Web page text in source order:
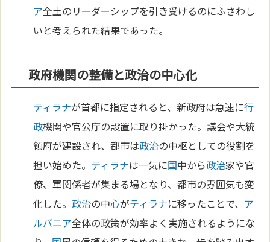
ア全土のリーダーシップを引き受けるのにふさわし
いと考えられた結果であった。
政府機関の整備と政治の中心化
ティラナが首都に指定されると、新政府は急速に行
政機関や官公庁の設置に取り掛かった。議会や大統
領府が建設され、都市は政治の中枢としての役割を
担い始めた。 ティラナは一気に国中から政治家や官
僚、軍関係者が集まる場となり、都市の雰囲気も変
化した。 政治の中心がティラナに移ったことで、 ア
ルバニア全体の政策が効率よく実施されるようにな